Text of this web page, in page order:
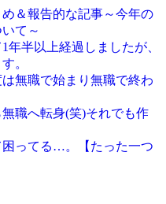
め＆報告的な記事～今年の
て～
年半以上経過しましたが、
。
は無職で始まり無職で終わ
職へ転身(笑)それでも作
ってる…。【たった一つ